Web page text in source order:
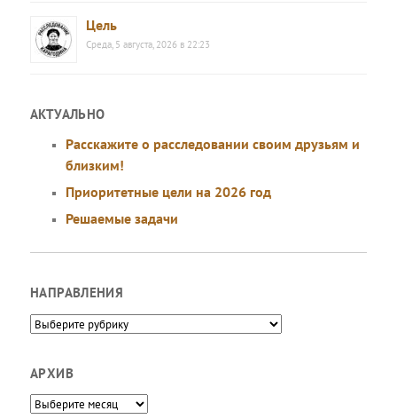
Цель
Среда, 5 августа, 2026 в 22:23
АКТУАЛЬНО
Расскажите о расследовании своим друзьям и
близким!
Приоритетные цели на 2026 год
Решаемые задачи
НАПРАВЛЕНИЯ
Направления
АРХИВ
Архив